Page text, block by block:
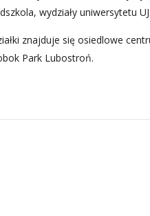
wydziały uniwersytetu UJ.
znajduje się osiedlowe
Park Lubostroń.